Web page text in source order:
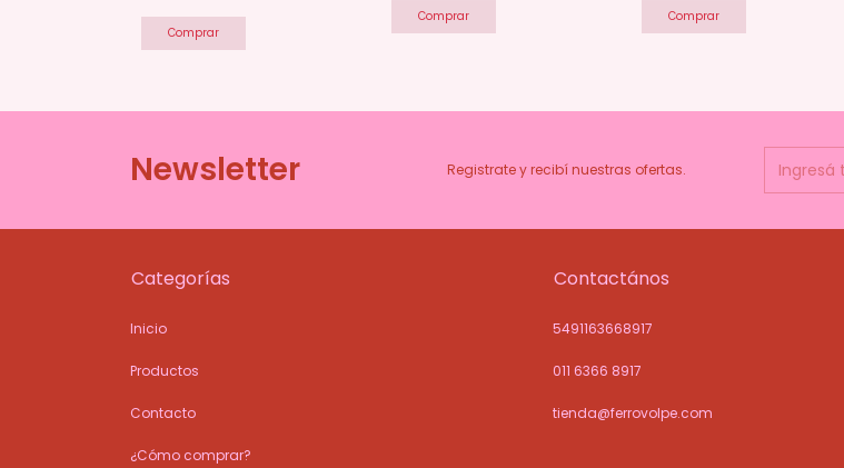
Comprar
Comprar Comprar
Newsletter Registrate y recibí nuestras ofertas.
Categorías
Inicio
Productos
Contacto
¿Cómo comprar?
Contactános
5491163668917
011 6366 8917
tienda@ferrovolpe.com